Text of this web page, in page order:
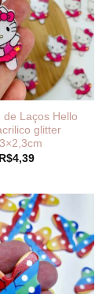
de Laços Hello
glitter
R$4,39